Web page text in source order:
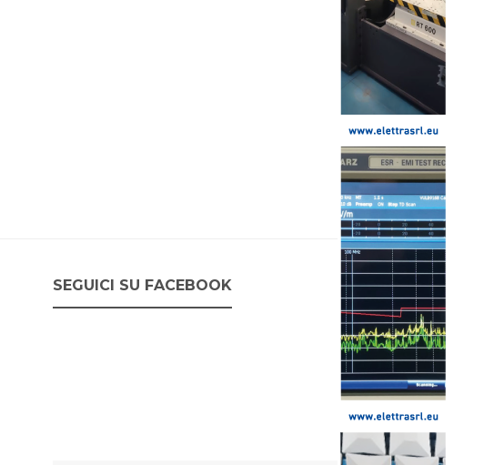
SEGUICI SU FACEBOOK